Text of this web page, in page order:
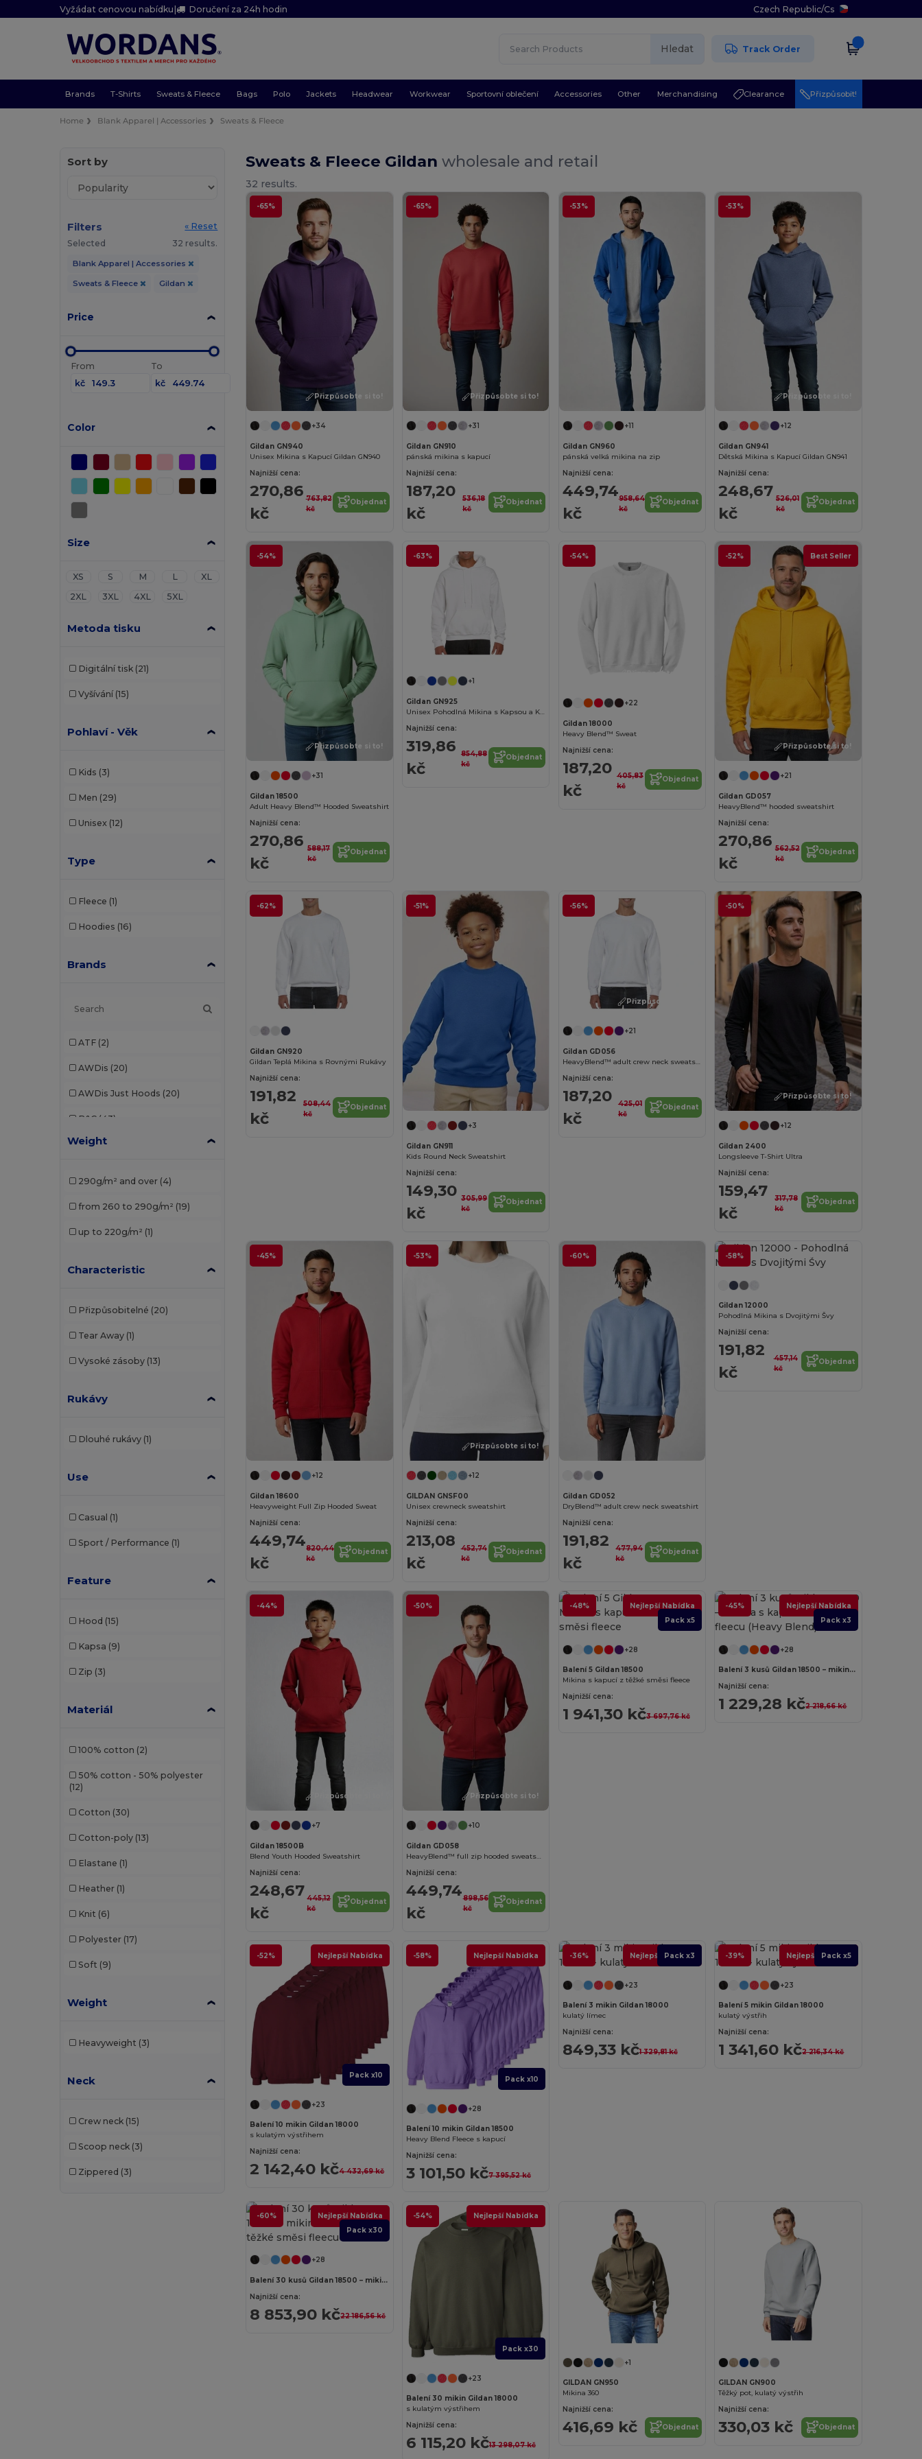
Vyžádat cenovou nabídku| Doručení za 24h hodin Czech Republic/Cs
Hledat Track Order
Brands T-Shirts Sweats & Fleece Bags Polo Jackets Headwear Workwear Sportovní oblečení Accessories Other Merchandising Clearance Přizpůsobit!
Home Blank Apparel | Accessories Sweats & Fleece
Sort by
Filters
« Reset
Selected
32 results.
Blank Apparel | Accessories
Sweats & Fleece Gildan
Price
From
kč
To
kč
Color
Size
XS S M L
XL
2XL
3XL 4XL 5XL
Metoda tisku
Digitální tisk (21)
Vyšívání (15)
Pohlaví - Věk
Kids (3)
Men (29)
Unisex (12)
Type
Fleece (1)
Hoodies (16)
Brands
ATF (2)
AWDis (20)
AWDis Just Hoods (20)
B&C (43)
B&C Pro
Ecologie (4)
EXCD by Promodoro
Gildan
(3)
iDeal Basic Brand
Jack&Jones
Just Cool
K-up (1)
Kariban
Malfini (14)
Malfini Premium (2)
Radsow
Result
Weight
290g/m² and over (4)
from 260 to 290g/m² (19)
up to 220g/m² (1)
Characteristic
Přizpůsobitelné (20)
Tear Away (1)
Vysoké zásoby (13)
Rukávy
Dlouhé rukávy (1)
Use
Casual (1)
Sport / Performance (1)
Feature
Hood (15)
Kapsa (9)
Zip (3)
Materiál
100% cotton (2)
50% cotton - 50% polyester
(12)
Cotton (30)
Cotton-poly (13)
Elastane (1)
Heather (1)
Knit (6)
Polyester (17)
Soft (9)
Weight
Heavyweight (3)
Neck
Crew neck (15)
Scoop neck (3)
Zippered (3)
Sweats & Fleece Gildanwholesale and retail
32 results.
-65%
Přizpůsobte si to!
+34
Gildan GN940
Unisex Mikina s Kapucí Gildan GN940
Najnižší cena:
270,86
kč
763,82
kč
Objednat
-65%
Přizpůsobte si to!
+31
Gildan GN910
pánská mikina s kapucí
Najnižší cena:
187,20
kč
536,18
kč
Objednat
-53%
+11
Gildan GN960
pánská velká mikina na zip
Najnižší cena:
449,74
kč
958,64
kč
Objednat
-53%
Přizpůsobte si to!
+12
Gildan GN941
Dětská Mikina s Kapucí Gildan GN941
Najnižší cena:
248,67
kč
526,01
kč
Objednat
-54%
Přizpůsobte si to!
+31
Gildan 18500
Adult Heavy Blend™ Hooded Sweatshirt
Najnižší cena:
270,86
kč
588,17
kč
Objednat
-63%
+1
Gildan GN925
Unisex Pohodlná Mikina s Kapsou a Kapucí
Najnižší cena:
319,86
kč
854,88
kč
Objednat
-54%
Přizpůsobte si to!
+22
Gildan 18000
Heavy Blend™ Sweat
Najnižší cena:
187,20
kč
405,83
kč
Objednat
-52% Best Seller
Přizpůsobte si to!
+21
Gildan GD057
HeavyBlend™ hooded sweatshirt
Najnižší cena:
270,86
kč
562,52
kč
Objednat
-62%
Gildan GN920
Gildan Teplá Mikina s Rovnými Rukávy
Najnižší cena:
191,82
kč
508,44
kč
Objednat
-51%
+3
Gildan GN911
Kids Round Neck Sweatshirt
Najnižší cena:
149,30
kč
305,99
kč
Objednat
-56%
Přizpůsobte si to!
+21
Gildan GD056
HeavyBlend™ adult crew neck sweatshirt
Najnižší cena:
187,20
kč
425,01
kč
Objednat
-50%
Přizpůsobte si to!
+12
Gildan 2400
Longsleeve T-Shirt Ultra
Najnižší cena:
159,47
kč
317,78
kč
Objednat
-45%
+12
Gildan 18600
Heavyweight Full Zip Hooded Sweat
Najnižší cena:
449,74
kč
820,44
kč
Objednat
-53%
Přizpůsobte si to!
+12
GILDAN GNSF00
Unisex crewneck sweatshirt
Najnižší cena:
213,08
kč
452,74
kč
Objednat
-60%
Gildan GD052
DryBlend™ adult crew neck sweatshirt
Najnižší cena:
191,82
kč
477,94
kč
Objednat
-58% Přizpůsobte si to!
Gildan 12000
Pohodlná Mikina s Dvojitými Švy
Najnižší cena:
191,82
kč
457,14
kč
Objednat
-44%
Přizpůsobte si to!
+7
Gildan 18500B
Blend Youth Hooded Sweatshirt
Najnižší cena:
248,67
kč
445,12
kč
Objednat
-50%
Přizpůsobte si to!
+10
Gildan GD058
HeavyBlend™ full zip hooded sweatshirt
Najnižší cena:
449,74
kč
898,56
kč
Objednat
-48%
Nejlepší Nabídka
Pack x5
+28
Balení 5 Gildan 18500
Mikina s kapucí z těžké směsi fleece
Najnižší cena:
1 941,30 kč3 697,76 kč
-45%
Nejlepší Nabídka
Pack x3
+28
Balení 3 kusů Gildan 18500 – mikina s kapucí z těžkého fleecu (Heavy Blend)
Najnižší cena:
1 229,28 kč2 218,66 kč
-52% Nejlepší Nabídka
Pack x10
+23
Balení 10 mikin Gildan 18000
s kulatým výstřihem
Najnižší cena:
2 142,40 kč4 432,69 kč
-58% Nejlepší Nabídka
Pack x10
+28
Balení 10 mikin Gildan 18500
Heavy Blend Fleece s kapucí
Najnižší cena:
3 101,50 kč7 395,52 kč
-36% Nejlepší Nabídka
Pack x3
+23
Balení 3 mikin Gildan 18000
kulatý límec
Najnižší cena:
849,33 kč1 329,81 kč
-39% Nejlepší Nabídka
Pack x5
+23
Balení 5 mikin Gildan 18000
kulatý výstřih
Najnižší cena:
1 341,60 kč2 216,34 kč
-60%
Nejlepší Nabídka
Pack x30
+28
Balení 30 kusů Gildan 18500 – mikina s kapucí z těžké směsi fleecu
Najnižší cena:
8 853,90 kč22 186,56 kč
-54% Nejlepší Nabídka
Pack x30
+23
Balení 30 mikin Gildan 18000
s kulatým výstřihem
Najnižší cena:
6 115,20 kč13 298,07 kč
+1
GILDAN GN950
Mikina 360
Najnižší cena:
416,69 kč Objednat
GILDAN GN900
Těžký pot, kulatý výstřih
Najnižší cena:
330,03 kč Objednat